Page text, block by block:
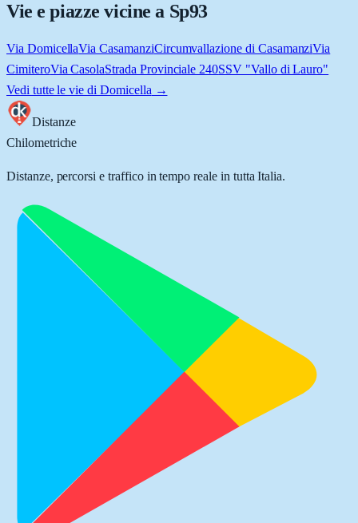
Vie e piazze vicine a Sp93
Via DomicellaVia CasamanziCircumvallazione di CasamanziVia
CimiteroVia CasolaStrada Provinciale 240SSV "Vallo di Lauro"
Vedi tutte le vie di Domicella →
Distanze
Chilometriche
Distanze, percorsi e traffico in tempo reale in tutta Italia.